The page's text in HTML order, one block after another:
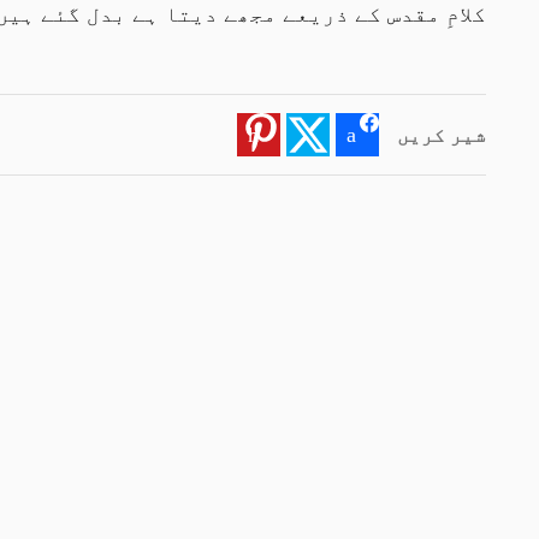
کلامِ مقدس کے ذریعے مجھے دیتا ہے بدل گئے
شیر کریں Facebook
Twitter